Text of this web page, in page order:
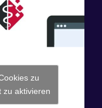
zu
zu aktivieren